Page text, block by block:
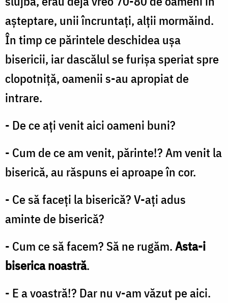
aşteptare, unii încruntaţi, alții mormăind.
În timp ce părintele deschidea uşa
bisericii, iar dascălul se furișa speriat spre
clopotniță, oamenii s-au apropiat de
intrare.
- De ce aţi venit aici oameni buni?
- Cum de ce am venit, părinte!? Am venit la
biserică, au răspuns ei aproape în cor.
- Ce să faceţi la biserică? V-ați adus
aminte de biserică?
- Cum ce să facem? Să ne rugăm.Asta-i
biserica noastră.
- E a voastră!? Dar nu v-am văzut pe aici.